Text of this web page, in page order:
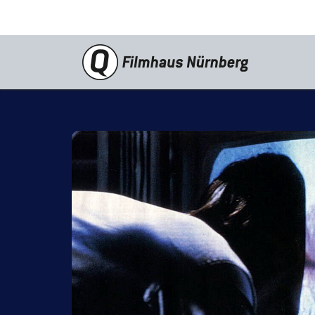
Programm
Reprise
Schwerpunkte
Kinderkino
Stummfilm
Cine International
Filmclub